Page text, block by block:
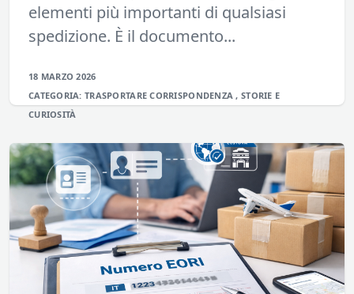
elementi più importanti di qualsiasi
spedizione. È il documento...
18 MARZO 2026
CATEGORIA:TRASPORTARECORRISPONDENZA,STORIE E
CURIOSITÀ